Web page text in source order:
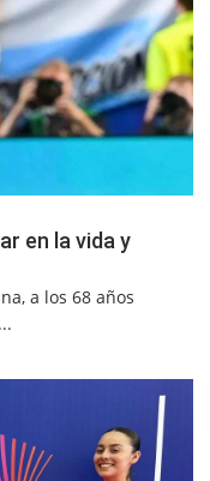
en la vida y
a los 68 años